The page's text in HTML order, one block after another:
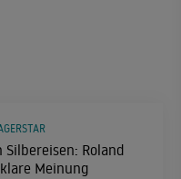
Roland
Meinung